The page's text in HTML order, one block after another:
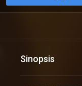
Sinopsis